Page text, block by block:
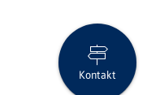
Kontakt